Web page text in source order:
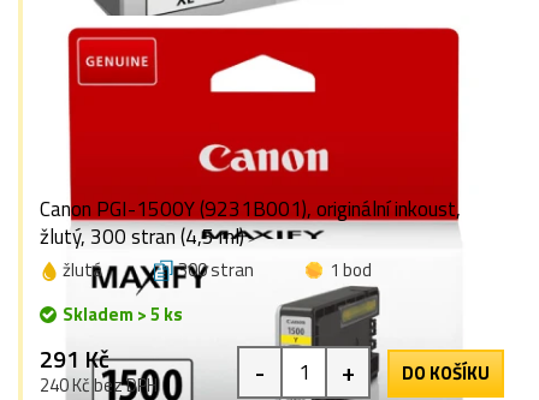
Canon PGI-1500Y (9231B001), originální inkoust,
žlutý, 300 stran (4,5 ml)
žlutá 300 stran
1 bod
Skladem > 5 ks
291 Kč
240 Kč bez DPH - + DO KOŠÍKU